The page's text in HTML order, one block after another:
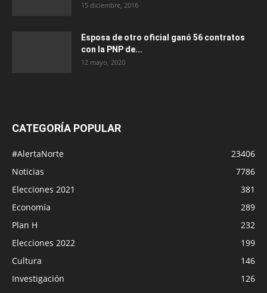
15 diciembre, 2016
Esposa de otro oficial ganó 56 contratos
con la PNP de...
12 mayo, 2020
CATEGORÍA POPULAR
#AlertaNorte
23406
Noticias
7786
Elecciones 2021
381
Economía
289
Plan H
232
Elecciones 2022
199
Cultura
146
Investigación
126